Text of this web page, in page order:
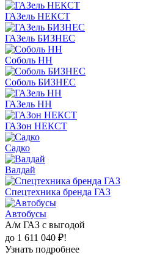
ГАЗель НЕКСТ
ГАЗель БИЗНЕС
Соболь НН
Соболь БИЗНЕС
ГАЗель НН
ГАЗон НЕКСТ
Садко
Валдай
Спецтехника бренда ГАЗ
Автобусы
А/м ГАЗ с выгодой
до 1 611 040 ₽!
Узнать подробнее